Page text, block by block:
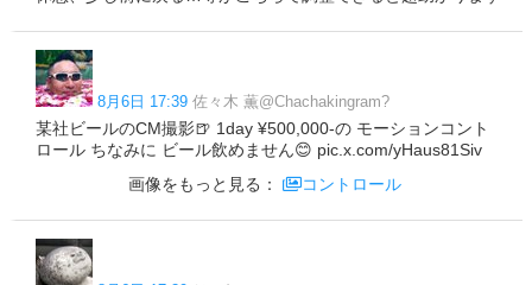
8月6日 17:39 佐々木 薫@Chachakingram?
某社ビールのCM撮影🍺 1day ¥500,000-の モーションコント
ロール ちなみに ビール飲めません😊 pic.x.com/yHaus81Siv
画像をもっと見る：
コントロール